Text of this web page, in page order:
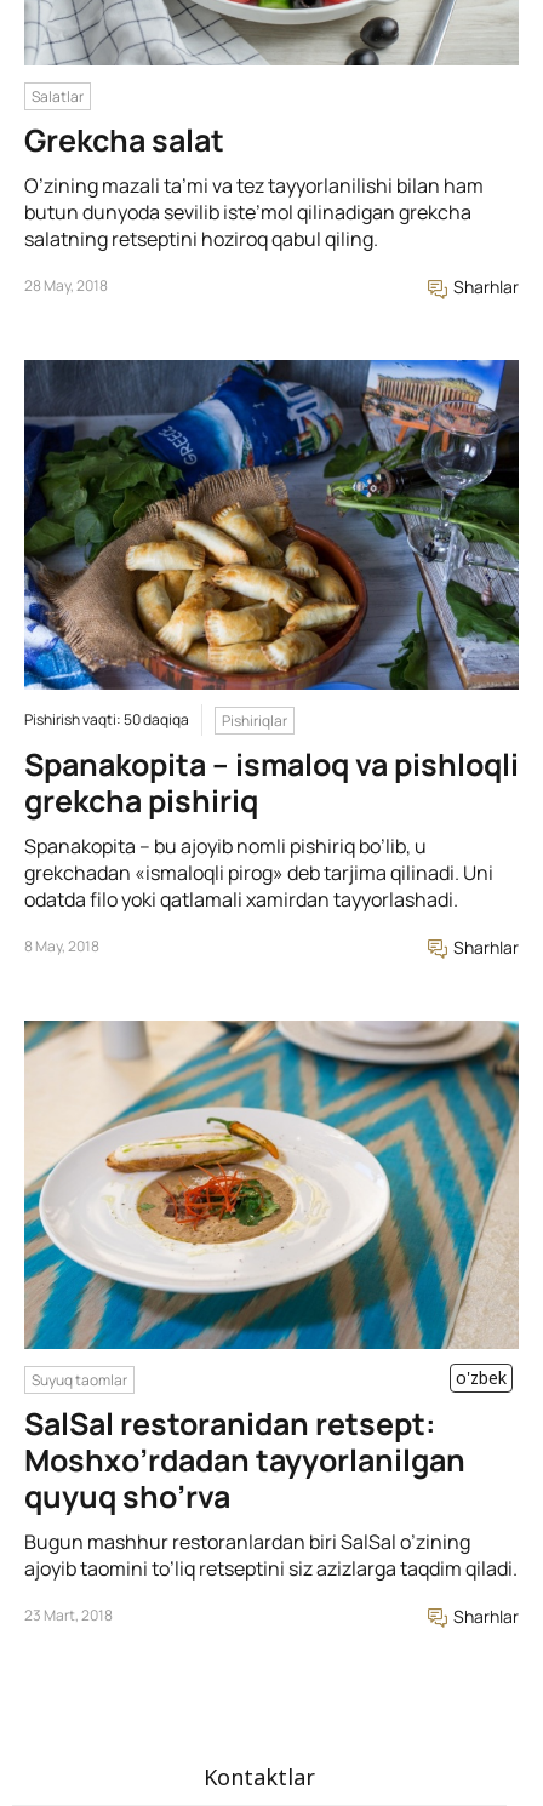
Salatlar
Grekcha salat
O’zining mazali ta’mi va tez tayyorlanilishi bilan ham
butun dunyoda sevilib iste’mol qilinadigan grekcha
salatning retseptini hoziroq qabul qiling.
28 May, 2018 Sharhlar
Pishirish vaqti: 50 daqiqa Pishiriqlar
Spanakopita – ismaloq va pishloqli
grekcha pishiriq
Spanakopita – bu ajoyib nomli pishiriq bo’lib, u
grekchadan «ismaloqli pirog» deb tarjima qilinadi. Uni
odatda filo yoki qatlamali xamirdan tayyorlashadi.
8 May, 2018 Sharhlar
Suyuq taomlar o'zbek
SalSal restoranidan retsept:
Moshxo’rdadan tayyorlanilgan
quyuq sho’rva
Bugun mashhur restoranlardan biri SalSal o’zining
ajoyib taomini to’liq retseptini siz azizlarga taqdim qiladi.
23 Mart, 2018 Sharhlar
Kontaktlar